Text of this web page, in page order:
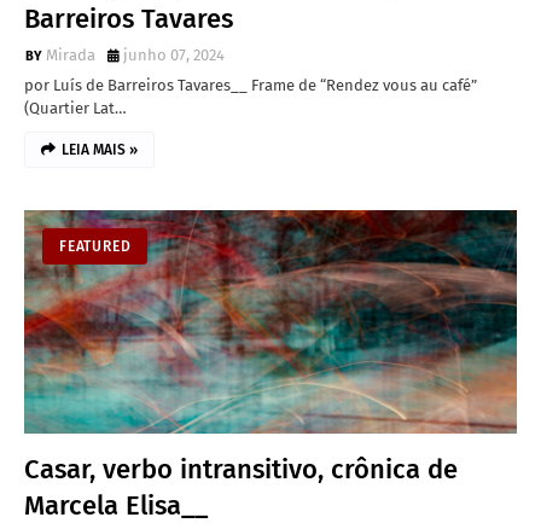
Barreiros Tavares
Mirada
junho 07, 2024
por Luís de Barreiros Tavares__ Frame de “Rendez vous au café”
(Quartier Lat…
LEIA MAIS »
FEATURED
Casar, verbo intransitivo, crônica de
Marcela Elisa__